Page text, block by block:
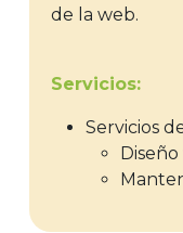
de la web.
Servicios:
Servicios